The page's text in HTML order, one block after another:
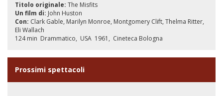
Titolo originale: The Misfits
Un film di: John Huston
Con: Clark Gable Marilyn Monroe Montgomery Clift Thelma Ritter
Eli Wallach
124 min Drammatico USA 1961 Cineteca Bologna
Prossimi spettacoli